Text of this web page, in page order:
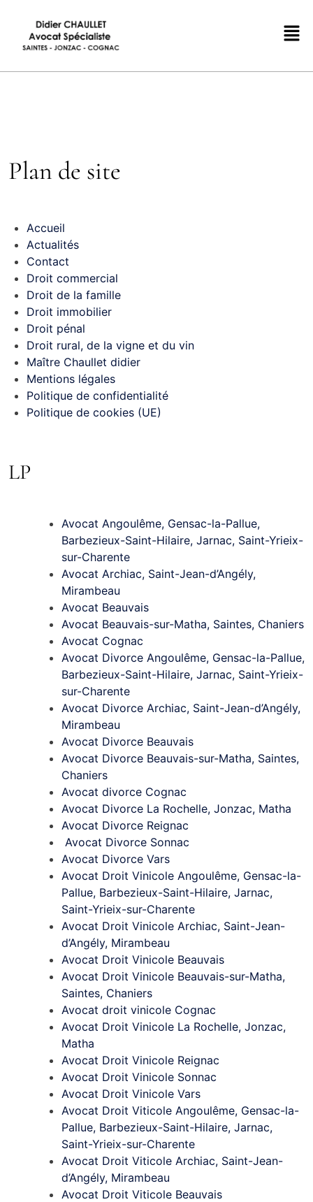
Plan de site
Accueil
Actualités
Contact
Droit commercial
Droit de la famille
Droit immobilier
Droit pénal
Droit rural, de la vigne et du vin
Maître Chaullet didier
Mentions légales
Politique de confidentialité
Politique de cookies (UE)
LP
Avocat Angoulême, Gensac-la-Pallue,
Barbezieux-Saint-Hilaire, Jarnac, Saint-Yrieix-
sur-Charente
Avocat Archiac, Saint-Jean-d’Angély,
Mirambeau
Avocat Beauvais
Avocat Beauvais-sur-Matha, Saintes, Chaniers
Avocat Cognac
Avocat Divorce Angoulême, Gensac-la-Pallue,
Barbezieux-Saint-Hilaire, Jarnac, Saint-Yrieix-
sur-Charente
Avocat Divorce Archiac, Saint-Jean-d’Angély,
Mirambeau
Avocat Divorce Beauvais
Avocat Divorce Beauvais-sur-Matha, Saintes,
Chaniers
Avocat divorce Cognac
Avocat Divorce La Rochelle, Jonzac, Matha
Avocat Divorce Reignac
Avocat Divorce Sonnac
Avocat Divorce Vars
Avocat Droit Vinicole Angoulême, Gensac-la-
Pallue, Barbezieux-Saint-Hilaire, Jarnac,
Saint-Yrieix-sur-Charente
Avocat Droit Vinicole Archiac, Saint-Jean-
d’Angély, Mirambeau
Avocat Droit Vinicole Beauvais
Avocat Droit Vinicole Beauvais-sur-Matha,
Saintes, Chaniers
Avocat droit vinicole Cognac
Avocat Droit Vinicole La Rochelle, Jonzac,
Matha
Avocat Droit Vinicole Reignac
Avocat Droit Vinicole Sonnac
Avocat Droit Vinicole Vars
Avocat Droit Viticole Angoulême, Gensac-la-
Pallue, Barbezieux-Saint-Hilaire, Jarnac,
Saint-Yrieix-sur-Charente
Avocat Droit Viticole Archiac, Saint-Jean-
d’Angély, Mirambeau
Avocat Droit Viticole Beauvais